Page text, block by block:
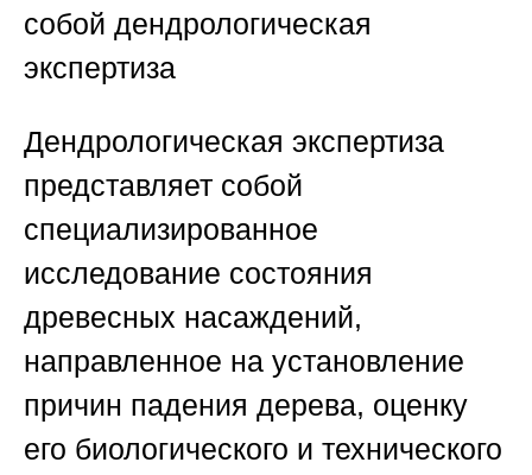
собой дендрологическая
экспертиза
Дендрологическая экспертиза
представляет собой
специализированное
исследование состояния
древесных насаждений,
направленное на установление
причин падения дерева, оценку
его биологического и технического